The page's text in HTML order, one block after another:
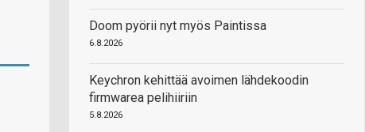
Doom pyörii nyt myös Paintissa
6.8.2026
Keychron kehittää avoimen lähdekoodin
firmwarea pelihiiriin
5.8.2026